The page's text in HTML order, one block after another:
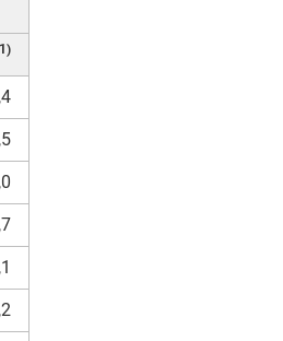
1)